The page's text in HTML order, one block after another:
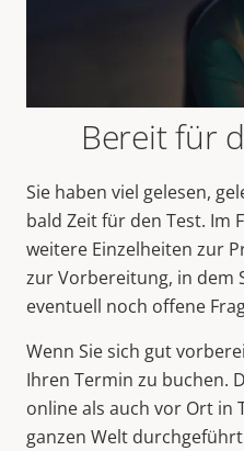
Bereit für
Sie haben viel gelesen,
bald Zeit für den Test. Im
weitere Einzelheiten zur
zur Vorbereitung, in dem
eventuell noch offene
Wenn Sie sich gut
Ihren Termin zu buchen.
online als auch vor Ort in
ganzen Welt